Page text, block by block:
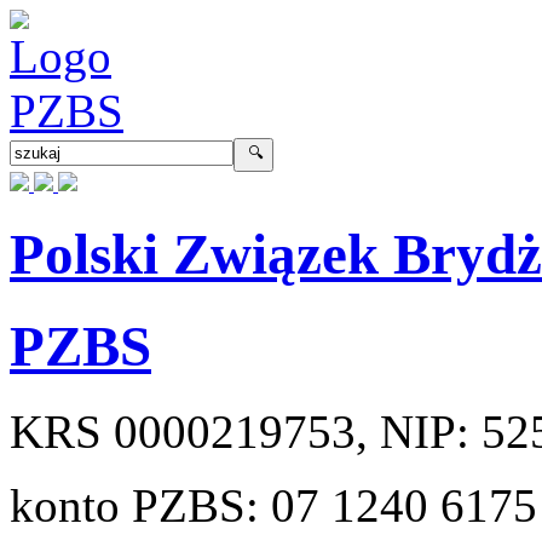
Polski Związek
PZBS
KRS 0000219753, NIP:
konto PZBS: 07 1240